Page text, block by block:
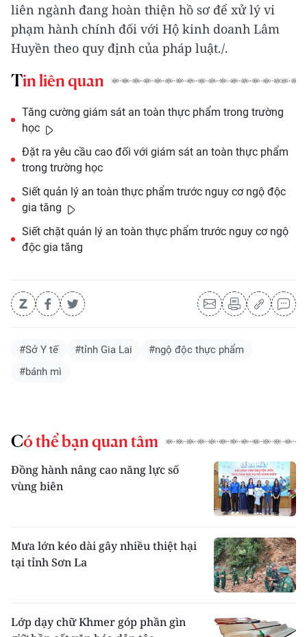
liên ngành đang hoàn thiện hồ sơ để xử lý vi
phạm hành chính đối với Hộ kinh doanh Lâm
Huyền theo quy định của pháp luật./.
Tin liên quan
Tăng cường giám sát an toàn thực phẩm trong trường
học
Đặt ra yêu cầu cao đối với giám sát an toàn thực phẩm
trong trường học
Siết quản lý an toàn thực phẩm trước nguy cơ ngộ độc
gia tăng
Siết chặt quản lý an toàn thực phẩm trước nguy cơ ngộ
độc gia tăng
#Sở Y tế #tỉnh Gia Lai
#ngộ độc thực phẩm
#bánh mì
Có thể bạn quan tâm
Đồng hành nâng cao năng lực số
vùng biên
Mưa lớn kéo dài gây nhiều thiệt hại
tại tỉnh Sơn La
Lớp dạy chữ Khmer góp phần gìn